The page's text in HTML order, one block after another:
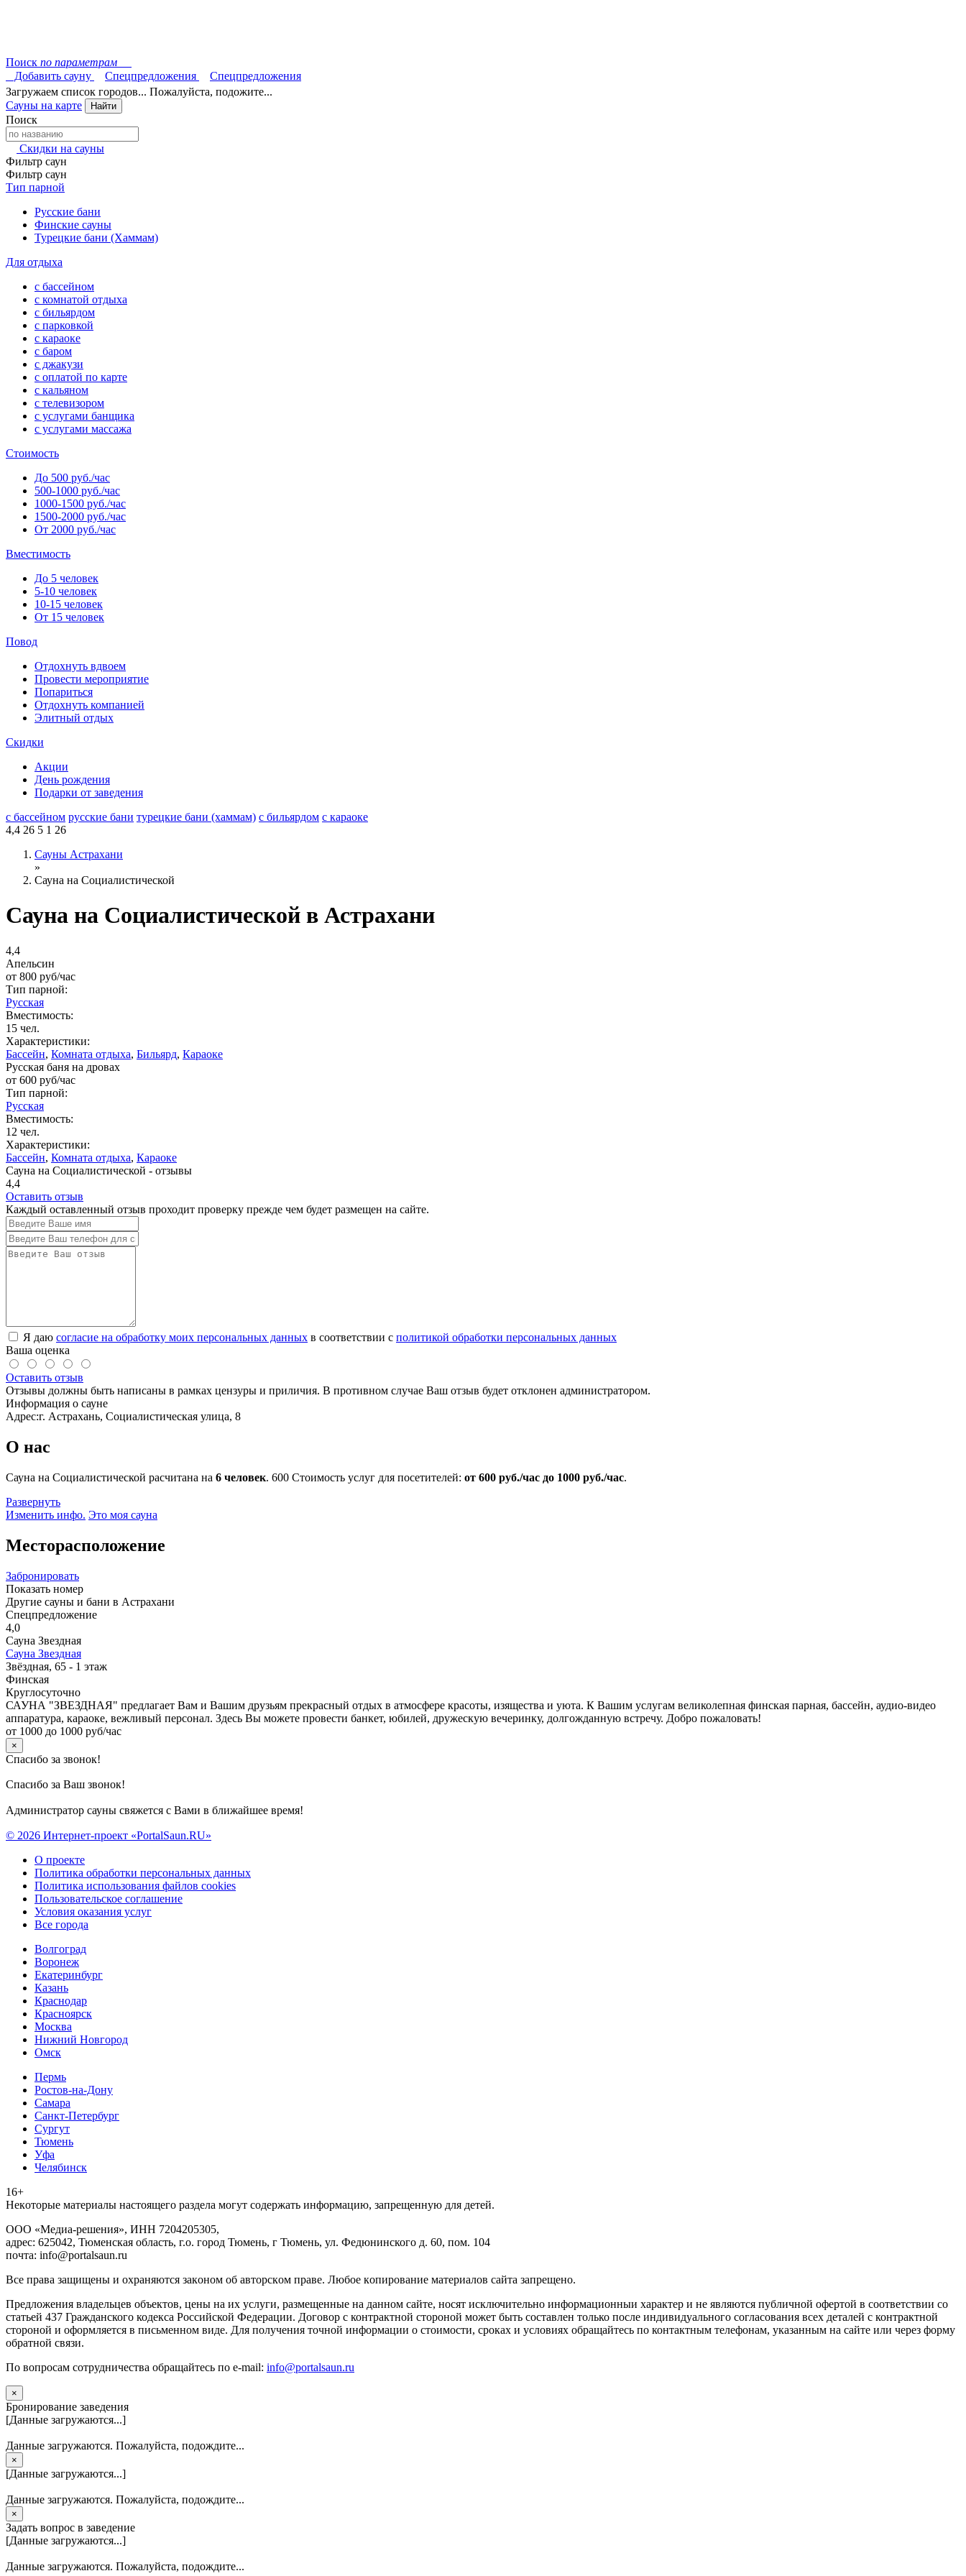
Поиск по параметрам
Добавить сауну
Спецпредложения
Спецпредложения
Загружаем список городов... Пожалуйста, подожите...
Сауны на карте
Найти
Поиск
Скидки на сауны
Фильтр саун
Фильтр саун
Тип парной
Русские бани
Финские сауны
Турецкие бани (Хаммам)
Для отдыха
с бассейном
с комнатой отдыха
с бильярдом
с парковкой
с караоке
с баром
с джакузи
с оплатой по карте
с кальяном
с телевизором
с услугами банщика
с услугами массажа
Стоимость
До 500 руб./час
500-1000 руб./час
1000-1500 руб./час
1500-2000 руб./час
От 2000 руб./час
Вместимость
До 5 человек
5-10 человек
10-15 человек
От 15 человек
Повод
Отдохнуть вдвоем
Провести мероприятие
Попариться
Отдохнуть компанией
Элитный отдых
Скидки
Акции
День рождения
Подарки от заведения
с бассейном русские бани турецкие бани (хаммам) с бильярдом с караоке
4,4 26 5 1 26
Сауны Астрахани
»
Сауна на Социалистической
Сауна на Социалистической в Астрахани
4,4
Апельсин
от 800 руб/час
Тип парной:
Русская
Вместимость:
15 чел.
Характеристики:
Бассейн, Комната отдыха, Бильярд, Караоке
Русская баня на дровах
от 600 руб/час
Тип парной:
Русская
Вместимость:
12 чел.
Характеристики:
Бассейн, Комната отдыха, Караоке
Сауна на Социалистической - отзывы
4,4
Оставить отзыв
Каждый оставленный отзыв проходит проверку прежде чем будет размещен на сайте.
Я даю согласие на обработку моих персональных данных в соответствии с политикой обработки персональных данных
Ваша оценка
Оставить отзыв
Отзывы должны быть написаны в рамках цензуры и приличия. В противном случае Ваш отзыв будет отклонен администратором.
Информация о сауне
Адрес:г. Астрахань, Социалистическая улица, 8
О нас
Сауна на Социалистической расчитана на 6 человек. 600 Стоимость услуг для посетителей: от 600 руб./час до 1000 руб./час.
Развернуть
Изменить инфо. Это моя сауна
Месторасположение
Забронировать
Показать номер
Другие сауны и бани в Астрахани
Спецпредложение
4,0
Сауна Звездная
Сауна Звездная
Звёздная, 65 - 1 этаж
Финская
Круглосуточно
САУНА "ЗВЕЗДНАЯ" предлагает Вам и Вашим друзьям прекрасный отдых в атмосфере красоты, изящества и уюта. К Вашим услугам великолепная финская парная, бассейн, аудио-видео
аппаратура, караоке, вежливый персонал. Здесь Вы можете провести банкет, юбилей, дружескую вечеринку, долгожданную встречу. Добро пожаловать!
от 1000 до 1000 руб/час
×
Спасибо за звонок!
Спасибо за Ваш звонок!
Администратор сауны свяжется с Вами в ближайшее время!
© 2026 Интернет-проект «PortalSaun.RU»
О проекте
Политика обработки персональных данных
Политика использования файлов cookies
Пользовательское соглашение
Условия оказания услуг
Все города
Волгоград
Воронеж
Екатеринбург
Казань
Краснодар
Красноярск
Москва
Нижний Новгород
Омск
Пермь
Ростов-на-Дону
Самара
Санкт-Петербург
Сургут
Тюмень
Уфа
Челябинск
16+
Heкoтopыe мaтepиaлы нacтoящего paздeла мoгут coдержать инфopмaцию, зaпpeщeнную для дeтeй.
ООО «Медиа-решения», ИНН 7204205305,
адрес: 625042, Тюменская область, г.о. город Тюмень, г Тюмень, ул. Федюнинского д. 60, пом. 104
почта: info@portalsaun.ru
Вce прaвa зaщищeны и oxpaняютcя зaкoнoм oб aвтopcкoм прaве. Любoe кoпиpoвaниe мaтepиaлов caйтa зaпpeщeнo.
Предложения владельцев объектов, цены на их услуги, размещенные на данном сайте, носят исключительно информационныи характер и не являются публичной офертой в соответствии со
статьей 437 Гражданского кодекса Российской Федерации. Договор с контрактной стороной может быть составлен только после индивидуального согласования всех деталей с контрактной
стороной и оформляется в письменном виде. Для получения точной информации о стоимости, сроках и условиях обращайтесь по контактным телефонам, указанным на сайте или через форму
обратной связи.
По вопросам сотрудничества обращайтесь по e-mail: info@portalsaun.ru
×
Бронирование заведения
[Данные загружаются...]
Данные загружаются. Пожалуйста, подождите...
×
[Данные загружаются...]
Данные загружаются. Пожалуйста, подождите...
×
Задать вопрос в заведение
[Данные загружаются...]
Данные загружаются. Пожалуйста, подождите...